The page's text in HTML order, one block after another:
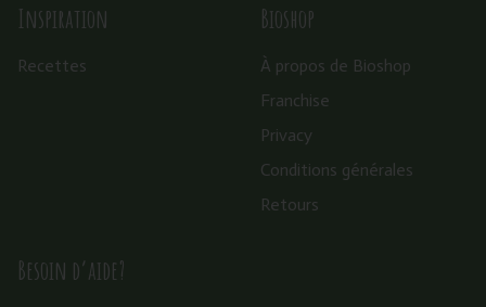
Inspiration
Recettes
Bioshop
À propos de Bioshop
Franchise
Privacy
Conditions générales
Retours
Besoin d’aide?